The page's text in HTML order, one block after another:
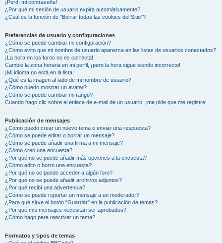
¡Perdí mi contraseña!
¿Por qué mi sesión de usuario expira automáticamente?
¿Cuál es la función de "Borrar todas las cookies del Sitio"?
Preferencias de usuario y configuraciones
¿Cómo se puede cambiar mi configuración?
¿Cómo evito que mi nombre de usuario aparezca en las listas de usuarios conectados?
¡La hora en los foros no es correcta!
Cambié la zona horaria en mi perfil, ¡pero la hora sigue siendo incorrecto!
¡Mi idioma no está en la lista!
¿Qué es la imagen al lado de mi nombre de usuario?
¿Cómo puedo mostrar un avatar?
¿Cómo se puede cambiar mi rango?
Cuando hago clic sobre el enlace de e-mail de un usuario, ¡me pide que me registre!
Publicación de mensajes
¿Cómo puedo crear un nuevo tema o enviar una respuesta?
¿Cómo se puede editar o borrar un mensaje?
¿Cómo se puede añadir una firma a mi mensaje?
¿Cómo creo una encuesta?
¿Por qué no se puede añadir más opciones a la encuesta?
¿Cómo edito o borro una encuesta?
¿Por qué no se puede acceder a algún foro?
¿Por qué no se puede añadir archivos adjuntos?
¿Por qué recibí una advertencia?
¿Cómo se puede reportar un mensaje a un moderador?
¿Para qué sirve el botón "Guardar" en la publicación de temas?
¿Por qué mis mensajes necesitan ser aprobados?
¿Cómo hago para reactivar un tema?
Formatos y tipos de temas